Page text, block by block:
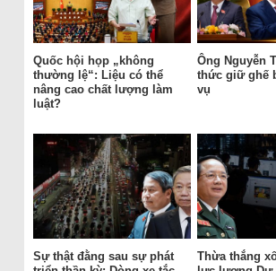
Quốc hội họp „không
thường lệ“: Liệu có thể
nâng cao chất lượng làm
luật?
Ông Nguyễn
thức giữ ghế
vụ
Sự thật đằng sau sự phát
Thừa thắng